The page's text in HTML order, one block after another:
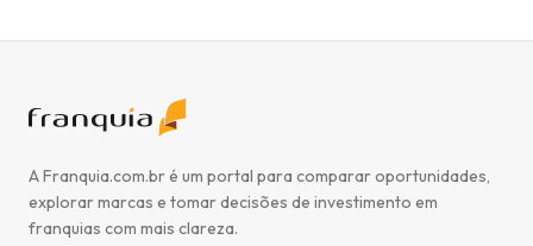
A Franquia.com.br é um portal para comparar oportunidades,
explorar marcas e tomar decisões de investimento em
franquias com mais clareza.